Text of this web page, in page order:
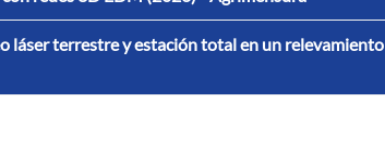
láser terrestre y estación total en un relevamiento